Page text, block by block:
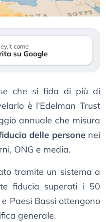
come
su Google
che si fida di più di
è l’Edelman Trust
annuale che misura
delle personenei
ONG e media.
tramite un sistema a
fiducia superati i 50
Paesi Bassi ottengono
generale.